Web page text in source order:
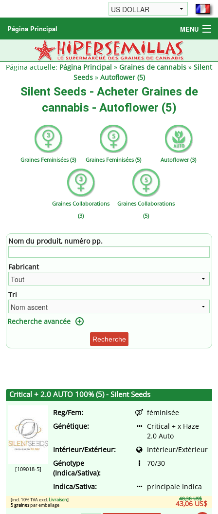
Página Principal MENU
Graines de cannabis
Autres produits
Página actuelle: Página Principal » Graines de cannabis » Silent
Seeds» Autoflower (5)
Silent Seeds - Acheter Graines de
cannabis - Autoflower (5)
Graines Feminisées (3) Graines Feminisées (5) Autoflower (3)
Graines Collaborations
(3)
Graines Collaborations
(5)
Nom du produit, numéro pp.
Fabricant
Tri
Recherche avancée
Recherche
Critical + 2.0 AUTO 100% (5) - Silent Seeds
[109018-5]
Reg/Fem:
féminisée
Génétique:
Critical + x Haze
2.0 Auto
Intérieur/Extérieur:
Intérieur/Extérieur
Génotype
(Indica/Sativa):
70/30
Indica/Sativa: principale Indica
48,38 US$
43,06 US$
[incl. 10% TVA excl. Livraison]
5 grainespar emballage